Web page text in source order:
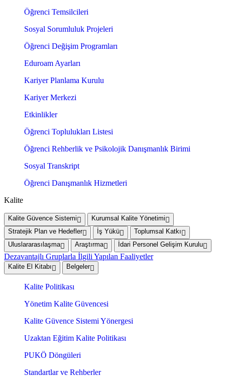
Öğrenci Temsilcileri
Sosyal Sorumluluk Projeleri
Öğrenci Değişim Programları
Eduroam Ayarları
Kariyer Planlama Kurulu
Kariyer Merkezi
Etkinlikler
Öğrenci Toplulukları Listesi
Öğrenci Rehberlik ve Psikolojik Danışmanlık Birimi
Sosyal Transkript
Öğrenci Danışmanlık Hizmetleri
Kalite
Kalite Güvence Sistemi
Kurumsal Kalite Yönetimi
Stratejik Plan ve Hedefler
İş Yükü
Toplumsal Katkı
Uluslararasılaşma
Araştırma İdari Personel Gelişim Kurulu
Dezavantajlı Gruplarla İlgili Yapılan Faaliyetler
Kalite El Kitabı Belgeler
Kalite Politikası
Yönetim Kalite Güvencesi
Kalite Güvence Sistemi Yönergesi
Uzaktan Eğitim Kalite Politikası
PUKÖ Döngüleri
Standartlar ve Rehberler